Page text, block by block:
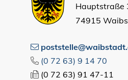
Hauptstraße
74915
(0 72 63) 9 14 70
(0 72 63) 91 47-11